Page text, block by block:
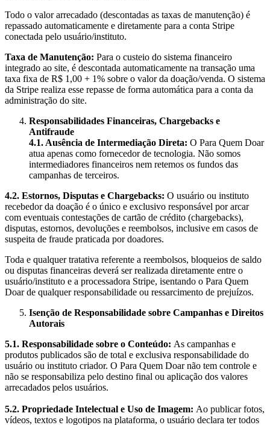
Todo o valor arrecadado (descontadas as taxas de manutenção) é
repassado automaticamente e diretamente para a conta Stripe
conectada pelo usuário/instituto.
Taxa de Manutenção: Para o custeio do sistema financeiro
integrado ao site, é descontada automaticamente na transação uma
taxa fixa de R$ 1,00 + 1% sobre o valor da doação/venda. O sistema
da Stripe realiza esse repasse de forma automática para a conta da
administração do site.
Responsabilidades Financeiras, Chargebacks e
Antifraude
4.1. Ausência de Intermediação Direta: O Para Quem Doar
atua apenas como fornecedor de tecnologia. Não somos
intermediadores financeiros nem retemos os fundos das
campanhas de terceiros.
4.2. Estornos, Disputas e Chargebacks: O usuário ou instituto
recebedor da doação é o único e exclusivo responsável por arcar
com eventuais contestações de cartão de crédito (chargebacks),
disputas, estornos, devoluções e reembolsos, inclusive em casos de
suspeita de fraude praticada por doadores.
Toda e qualquer tratativa referente a reembolsos, bloqueios de saldo
ou disputas financeiras deverá ser realizada diretamente entre o
usuário/instituto e a processadora Stripe, isentando o Para Quem
Doar de qualquer responsabilidade ou ressarcimento de prejuízos.
Isenção de Responsabilidade sobre Campanhas e Direitos
Autorais
5.1. Responsabilidade sobre o Conteúdo: As campanhas e
produtos publicados são de total e exclusiva responsabilidade do
usuário ou instituto criador. O Para Quem Doar não tem controle e
não se responsabiliza pelo destino final ou aplicação dos valores
arrecadados pelos usuários.
5.2. Propriedade Intelectual e Uso de Imagem: Ao publicar fotos,
vídeos, textos e logotipos na plataforma, o usuário declara ter todos